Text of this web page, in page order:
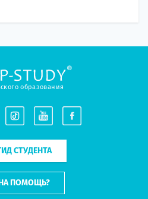
образования
СТУДЕНТА
ПОМОЩЬ?